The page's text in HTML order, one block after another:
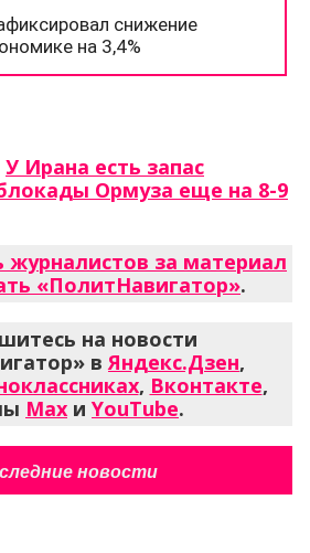
У Ирана есть запас
Ормуза еще на 8-9
журналистов за материал
«ПолитНавигатор».
на новости
в Яндекс.Дзен,
, Вконтакте,
Max и YouTube.
новости